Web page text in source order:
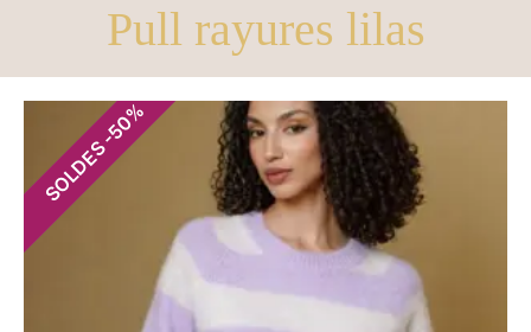
Pull rayures lilas
SOLDES
-
50
%